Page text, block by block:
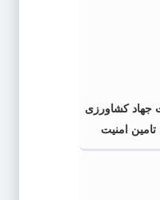
جهاد کشاورزی
درصدی تامین امنیت